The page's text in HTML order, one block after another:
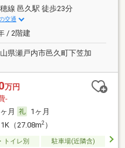
線 邑久駅 徒歩23分
交通
/ 2階建
県瀬戸内市邑久町下笠加
万円
-
月
1ヶ月
（27.08m2）
トイレ別
駐車場(近隣含)